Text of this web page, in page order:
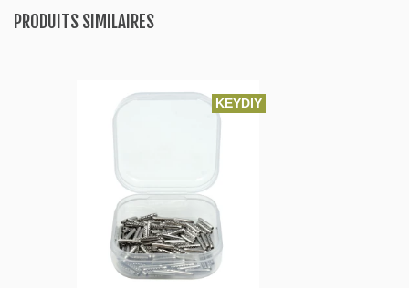
PRODUITS SIMILAIRES
KEYDIY